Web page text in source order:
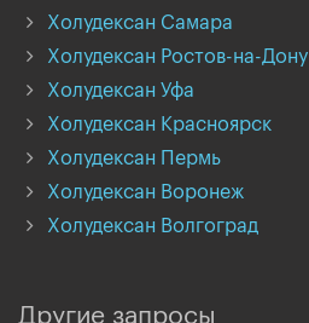
Холудексан Самара
Холудексан Ростов-на-Дону
Холудексан Уфа
Холудексан Красноярск
Холудексан Пермь
Холудексан Воронеж
Холудексан Волгоград
Другие запросы